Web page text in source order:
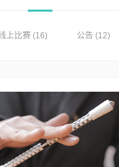
上比赛(16) 公告(12)